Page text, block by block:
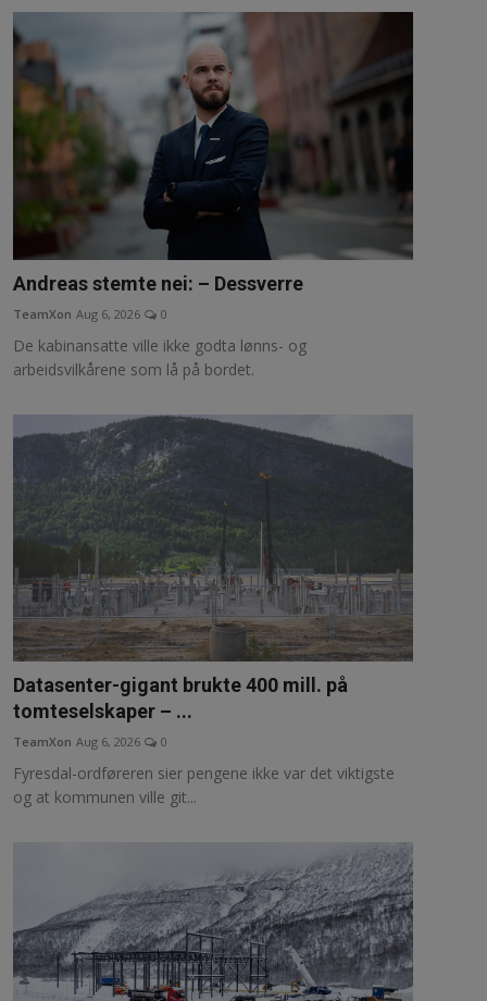
Andreas stemte nei: – Dessverre
TeamXon Aug 6, 2026 0
De kabinansatte ville ikke godta lønns- og
arbeidsvilkårene som lå på bordet.
Datasenter-gigant brukte 400 mill. på
tomteselskaper – ...
TeamXon Aug 6, 2026 0
Fyresdal-ordføreren sier pengene ikke var det viktigste
og at kommunen ville git...